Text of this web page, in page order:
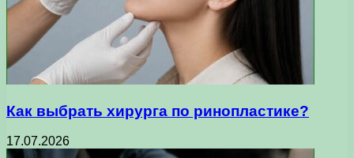
Как выбрать хирурга по ринопластике?
17.07.2026